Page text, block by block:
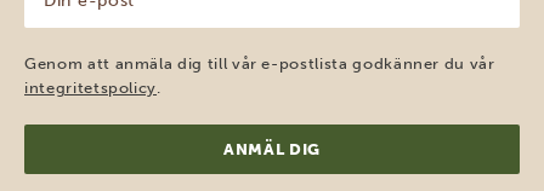
post
(Obligatoriskt)
Genom att anmäla dig till vår e-postlista godkänner du vår
integritetspolicy.